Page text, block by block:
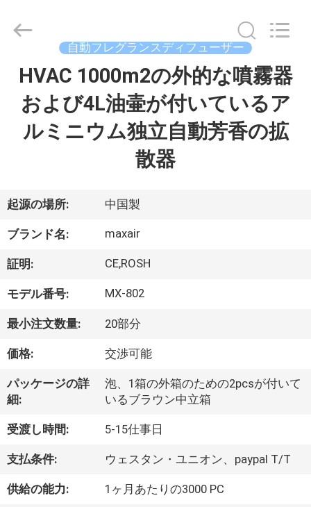
ク
ト
私
達
つ
い
て
工
場
2026
Reserved.
自動フレグランスディフューザー
HVAC 1000m2の外的な噴霧器
および4L油壷が付いているア
ルミニウム独立自動芳香の拡
散器
起源の場所: 中国製
ブランド名: maxair
証明: CE,ROSH
モデル番号: MX-802
最小注文数量: 20部分
価格: 交渉可能
パッケージの詳
細:
泡、1箱の外箱のための2pcsが付いて
いるブラウン中立箱
受渡し時間: 5-15仕事日
支払条件: ウェスタン・ユニオン、paypal T/T
供給の能力: 1ヶ月あたりの3000 PC